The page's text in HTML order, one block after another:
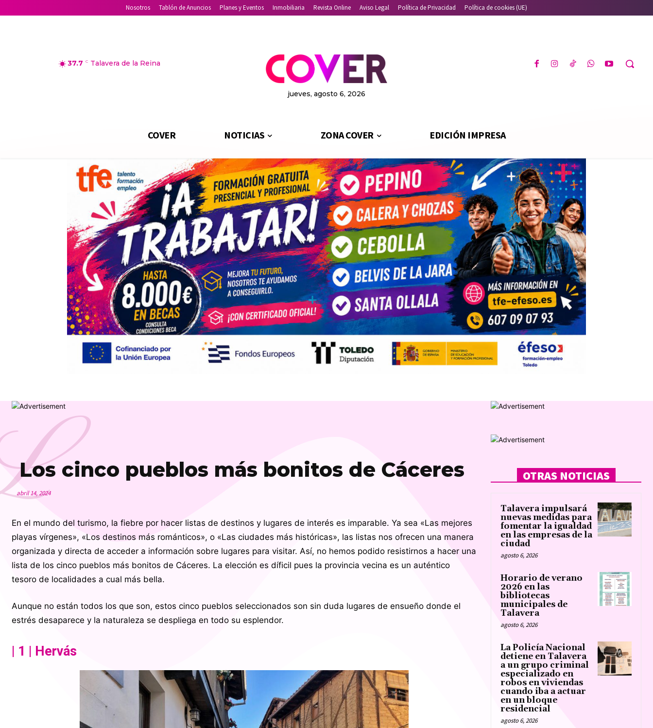
Nosotros Tablón de Anuncios Planes y Eventos Inmobiliaria Revista Online Aviso Legal Política de Privacidad Política de cookies (UE)
37.7 C Talavera de la Reina
jueves, agosto 6, 2026
COVER NOTICIAS ZONA COVER EDICIÓN IMPRESA
Los cinco pueblos más bonitos de Cáceres
abril 14, 2024
En el mundo del turismo, la fiebre por hacer listas de destinos y lugares de interés es imparable. Ya sea «Las mejores
playas vírgenes», «Los destinos más románticos», o «Las ciudades más históricas», las listas nos ofrecen una manera
organizada y directa de acceder a información sobre lugares para visitar. Así, no hemos podido resistirnos a hacer una
lista de los cinco pueblos más bonitos de Cáceres. La elección es díficil pues la provincia vecina es un auténtico
tesoro de localidades a cual más bella.
Aunque no están todos los que son, estos cinco pueblos seleccionados son sin duda lugares de ensueño donde el
estrés desaparece y la naturaleza se despliega en todo su esplendor.
| 1 | Hervás
OTRAS NOTICIAS
Talavera impulsará
nuevas medidas para
fomentar la igualdad
en las empresas de la
ciudad
agosto 6, 2026
Horario de verano
2026 en las
bibliotecas
municipales de
Talavera
agosto 6, 2026
La Policía Nacional
detiene en Talavera
a un grupo criminal
especializado en
robos en viviendas
cuando iba a actuar
en un bloque
residencial
agosto 6, 2026